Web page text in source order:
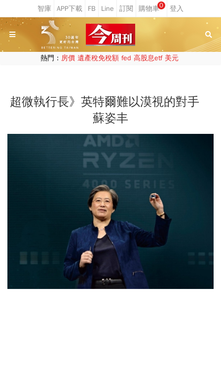
0
熱門： 房價 遺產稅免稅額 fed 高股息etf 美元
超微執行長》英特爾難以漠視的對手
蘇姿丰